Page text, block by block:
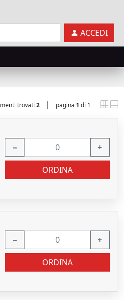
ACCEDI
trovati 2 | pagina 1 di 1
− +
ORDINA
− +
ORDINA